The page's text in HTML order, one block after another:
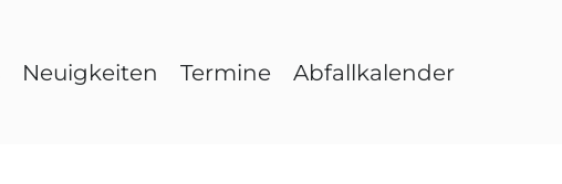
Neuigkeiten Termine Abfallkalender